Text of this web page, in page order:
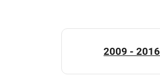
2009 - 2016